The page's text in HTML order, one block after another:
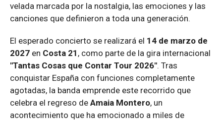
velada marcada por la nostalgia, las emociones y las
canciones que definieron a toda una generación.
El esperado concierto se realizará el 14 de marzo de
2027 en Costa 21 , como parte de la gira internacional
"Tantas Cosas que Contar Tour 2026". Tras
conquistar España con funciones completamente
agotadas, la banda emprende este recorrido que
celebra el regreso de Amaia Montero, un
acontecimiento que ha emocionado a miles de